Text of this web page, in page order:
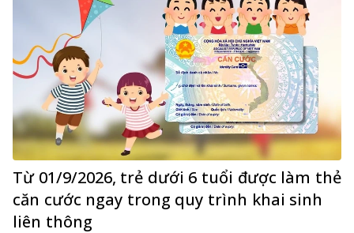
Từ 01/9/2026, trẻ dưới 6 tuổi được làm thẻ
căn cước ngay trong quy trình khai sinh
liên thông